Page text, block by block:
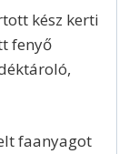
kész kerti
fenyő
faanyagot